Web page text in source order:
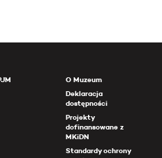
O Muzeum
Deklaracja
dostępności
Projekty
dofinansowane z
MKiDN
Standardy ochrony